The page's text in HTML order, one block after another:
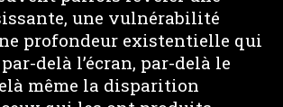
une vulnérabilité
profondeur existentielle qui
delà l’écran, par-delà le
même la disparition